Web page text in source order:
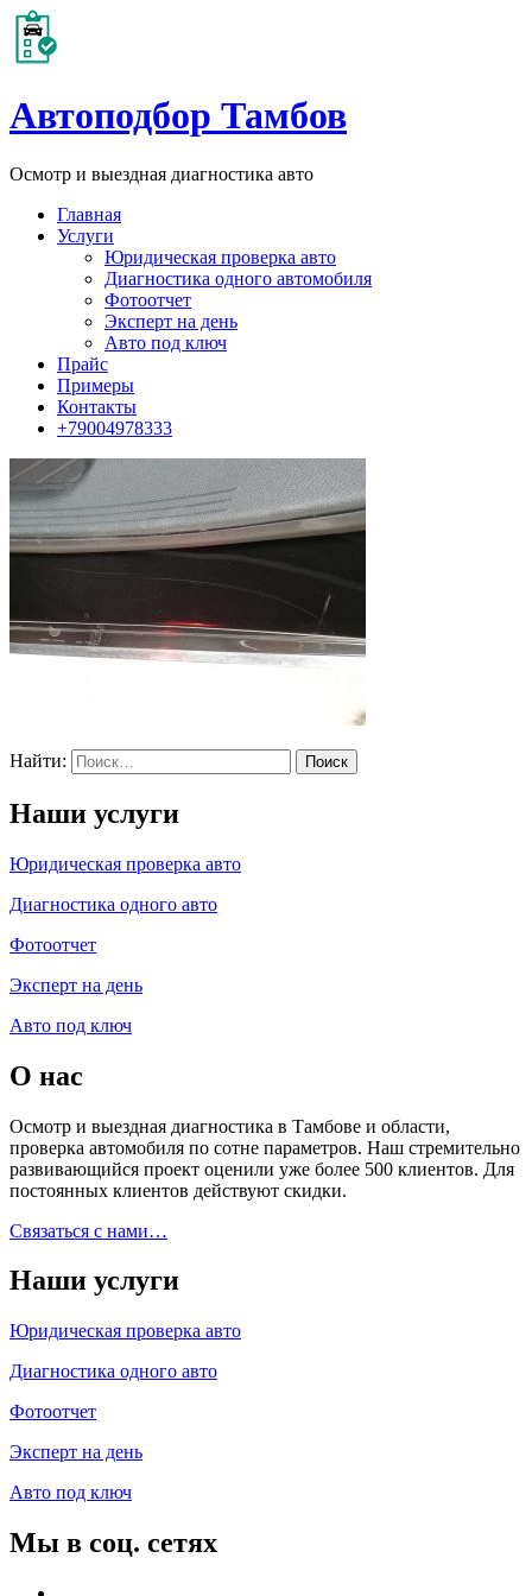
Автоподбор Тамбов
Осмотр и выездная диагностика авто
Главная
Услуги
Юридическая проверка авто
Диагностика одного автомобиля
Фотоотчет
Эксперт на день
Авто под ключ
Прайс
Примеры
Контакты
+79004978333
Найти:
Наши услуги
Юридическая проверка авто
Диагностика одного авто
Фотоотчет
Эксперт на день
Авто под ключ
О нас
Осмотр и выездная диагностика в Тамбове и области,
проверка автомобиля по сотне параметров. Наш стремительно
развивающийся проект оценили уже более 500 клиентов. Для
постоянных клиентов действуют скидки.
Связаться с нами…
Наши услуги
Юридическая проверка авто
Диагностика одного авто
Фотоотчет
Эксперт на день
Авто под ключ
Мы в соц. сетях